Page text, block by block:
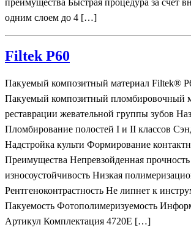
одним слоем до 4 […]
Filtek P60
Пакуемый композитный материал Filtek®
Пакуемый композитный пломбировочный
реставрации жевательной группы зубов
Пломбирование полостей I и II классов
Надстройка культи Формирование
Преимущества Непревзойденная
износоустойчивость Низкая
Рентгеноконтрастность Не липнет к
Пакуемость Фотополимеризуемость
Артикул Комплектация 4720Е […]